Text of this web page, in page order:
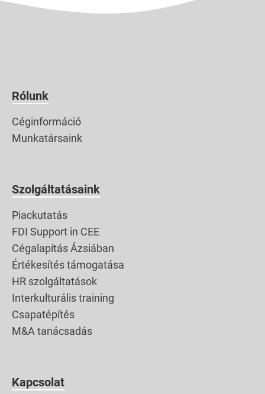
Rólunk
Céginformáció
Munkatársaink
Szolgáltatásaink
Piackutatás
FDI Support in CEE
Cégalapítás Ázsiában
Értékesítés támogatása
HR szolgáltatások
Interkulturális training
Csapatépítés
M&A tanácsadás
Kapcsolat